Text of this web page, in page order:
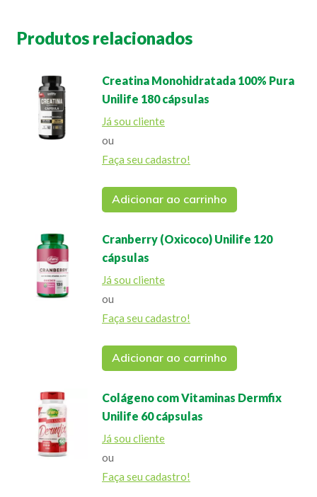
Produtos relacionados
Creatina Monohidratada 100% Pura
Unilife 180 cápsulas
Já sou cliente
ou
Faça seu cadastro!
Adicionar ao carrinho
Cranberry (Oxicoco) Unilife 120
cápsulas
Já sou cliente
ou
Faça seu cadastro!
Adicionar ao carrinho
Colágeno com Vitaminas Dermfix
Unilife 60 cápsulas
Já sou cliente
ou
Faça seu cadastro!